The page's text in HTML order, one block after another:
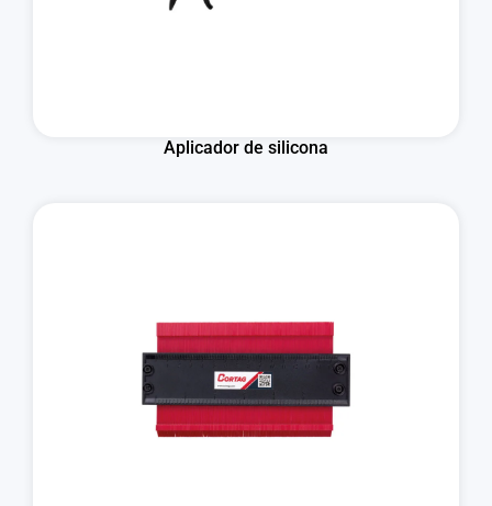
Aplicador de silicona